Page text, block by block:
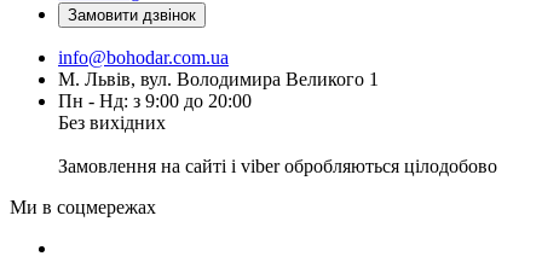
Замовити дзвінок
info@bohodar.com.ua
М. Львів, вул. Володимира Великого 1
Пн - Нд: з 9:00 до 20:00
Без вихідних
Замовлення на сайті і viber обробляються цілодобово
Ми в соцмережах